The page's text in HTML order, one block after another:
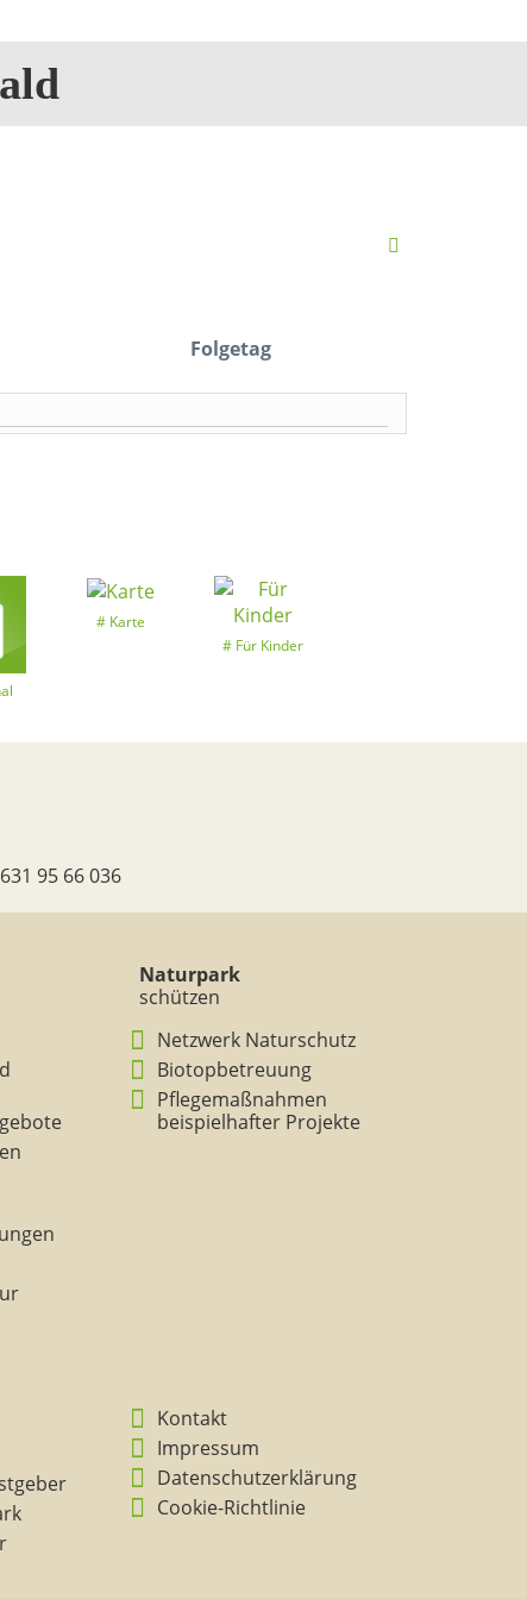
Folgetag
Karte
Für Kinder
95 66 036
Naturpark
schützen
Netzwerk Naturschutz
Biotopbetreuung
Pflegemaßnahmen
beispielhafter Projekte
Kontakt
Impressum
Datenschutzerklärung
Cookie-Richtlinie